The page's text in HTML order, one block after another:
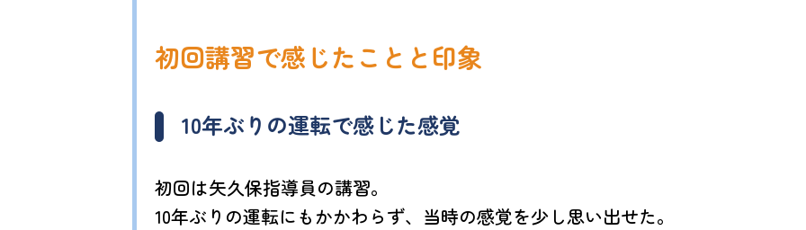
初回講習で感じたことと印象
10年ぶりの運転で感じた感覚
初回は矢久保指導員の講習。
10年ぶりの運転にもかかわらず、当時の感覚を少し思い出せた。